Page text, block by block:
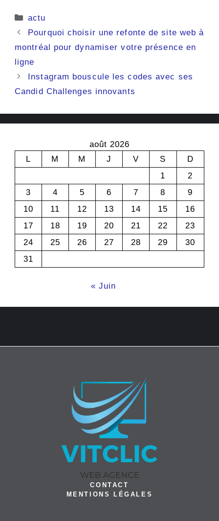
Catégories
actu
Pourquoi choisir une refonte de site web à
montréal pour dynamiser votre présence en
ligne
Instagram bouscule les codes avec ses
Candid Challenges innovants
août 2026
L
M M J V S
D
1
2
3
4 5 6 7 8
9
10
11 12 13 14 15
16
17
18 19 20 21 22
23
24
25 26 27 28 29
30
31
« Juin
CONTACT
MENTIONS LÉGALES